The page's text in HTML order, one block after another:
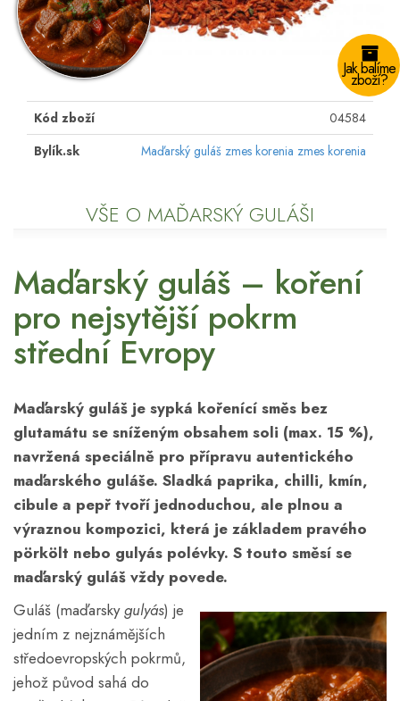
Jak balíme
zboží?
Kód zboží
04584
Bylík.sk
Maďarský guláš zmes korenia zmes korenia
VŠE O MAĎARSKÝ GULÁŠI
Maďarský guláš – koření
pro nejsytější pokrm
střední Evropy
Maďarský guláš je sypká kořenící směs bez
glutamátu se sníženým obsahem soli (max. 15 %),
navržená speciálně pro přípravu autentického
maďarského guláše. Sladká paprika, chilli, kmín,
cibule a pepř tvoří jednoduchou, ale plnou a
výraznou kompozici, která je základem pravého
pörkölt nebo gulyás polévky. S touto směsí se
maďarský guláš vždy povede.
Guláš (maďarskygulyás) je
jedním z nejznámějších
středoevropských pokrmů,
jehož původ sahá do